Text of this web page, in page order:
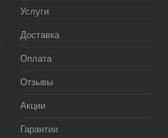
Услуги
Доставка
Оплата
Отзывы
Акции
Гарантии